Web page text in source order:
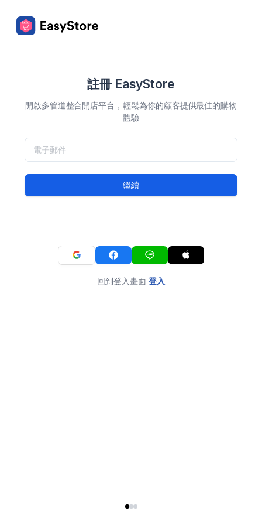
註冊 EasyStore
開啟多管道整合開店平台，輕鬆為你的顧客提供最佳的購物
體驗
繼續
回到登入畫面 登入